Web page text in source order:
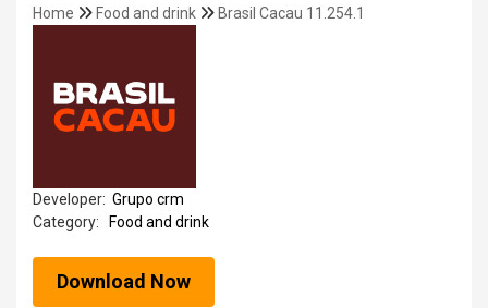
Home Food and drink Brasil Cacau 11.254.1
Developer: Grupo crm
Category:
Food and drink
Download Now